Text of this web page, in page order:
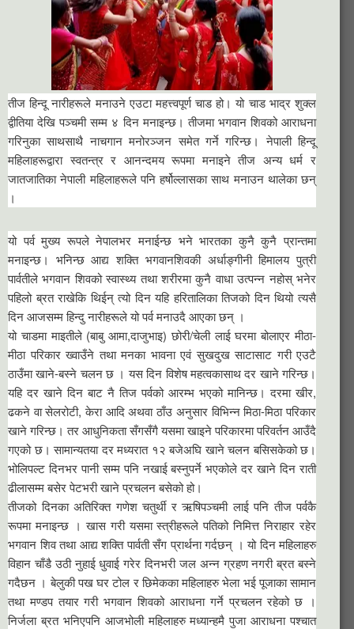
तीज हिन्दू नारीहरूले मनाउने एउटा महत्त्वपूर्ण चाड हो। यो चाड भाद्र शुक्ल
द्वीतिया देखि पञ्चमी सम्म ४ दिन मनाइन्छ। तीजमा भगवान शिवको आराधना
गरिनुका साथसाथै नाचगान मनोरञ्जन समेत गर्ने गरिन्छ। नेपाली हिन्दू
महिलाहरूद्वारा स्वतन्त्र र आनन्दमय रूपमा मनाइने तीज अन्य धर्म र
जातजातिका नेपाली महिलाहरूले पनि हर्षोल्लासका साथ मनाउन थालेका छन्
।
यो पर्व मुख्य रूपले नेपालभर मनाईन्छ भने भारतका कुनै कुनै प्रान्तमा
मनाइन्छ। भनिन्छ आद्य शक्ति भगवानशिवकी अर्धाङ्गीनी हिमालय पुत्री
पार्वतीले भगवान शिवको स्वास्थ्य तथा शरीरमा कुनै वाधा उत्पन्न नहोस् भनेर
पहिलो ब्रत राखेकि थिईन् त्यो दिन यहि हरितालिका तिजको दिन थियो त्यसै
दिन आजसम्म हिन्दु नारीहरूले यो पर्व मनाउदै आएका छन् ।
यो चाडमा माइतीले (बाबु आमा,दाजुभाइ) छोरी/चेली लाई घरमा बोलाएर मीठा-
मीठा परिकार ख्वाउँने तथा मनका भावना एवं सुखदुख साटासाट गरी एउटै
ठाउँमा खाने-बस्ने चलन छ । यस दिन विशेष महत्वकासाथ दर खाने गरिन्छ।
यहि दर खाने दिन बाट नै तिज पर्वको आरम्भ भएको मानिन्छ। दरमा खीर,
ढकने वा सेलरोटी, केरा आदि अथवा ठाँउ अनुसार विभिन्न मिठा-मिठा परिकार
खाने गरिन्छ। तर आधुनिकता सँगसँगै यसमा खाइने परिकारमा परिवर्तन आउँदै
गएको छ। सामान्यतया दर मध्यरात १२ बजेअघि खाने चलन बसिसकेको छ।
भोलिपल्ट दिनभर पानी सम्म पनि नखाई बस्नुपर्ने भएकोले दर खाने दिन राती
ढीलासम्म बसेर पेटभरी खाने प्रचलन बसेको हो।
तीजको दिनका अतिरिक्त गणेश चतुर्थी र ऋषिपञ्चमी लाई पनि तीज पर्वकै
रूपमा मनाइन्छ । खास गरी यसमा स्त्रीहरूले पतिको निमित्त निराहार रहेर
भगवान शिव तथा आद्य शक्ति पार्वती सँग प्रार्थना गर्दछन् । यो दिन महिलाहरु
विहान चाँडै उठी नुहाई धुवाई गरेर दिनभरी जल अन्न ग्रहण नगरी ब्रत बस्ने
गदैछन । बेलुकी पख घर टोल र छिमेकका महिलाहरु भेला भई पूजाका सामान
तथा मण्डप तयार गरी भगवान शिवको आराधना गर्ने प्रचलन रहेको छ ।
निर्जला ब्रत भनिएपनि आजभोली महिलाहरु मध्यान्हमै पुजा आराधना पश्चात